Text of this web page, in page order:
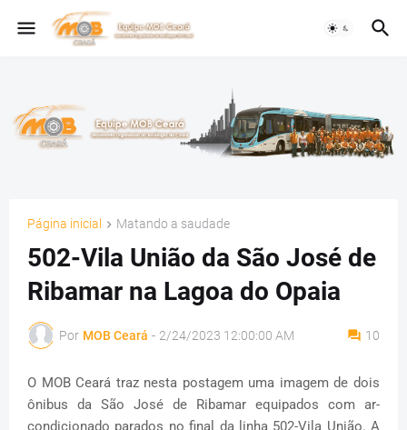
Página inicial Matando a saudade
502-Vila União da São José de
Ribamar na Lagoa do Opaia
Por MOB Ceará - 2/24/2023 12:00:00 AM 10
O MOB Ceará traz nesta postagem uma imagem de dois
ônibus da São José de Ribamar equipados com ar-
condicionado parados no final da linha 502-Vila União. A